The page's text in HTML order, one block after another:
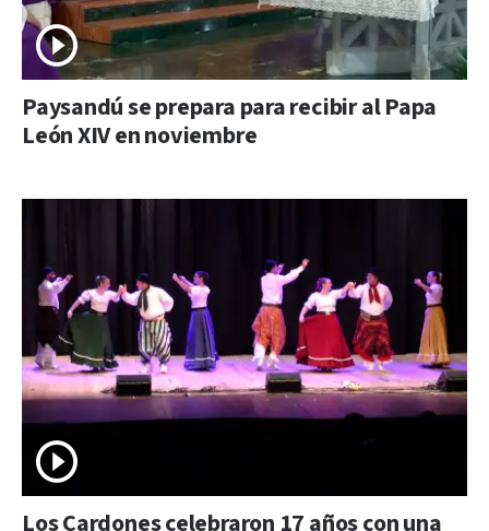
Paysandú se prepara para recibir al Papa
León XIV en noviembre
Los Cardones celebraron 17 años con una